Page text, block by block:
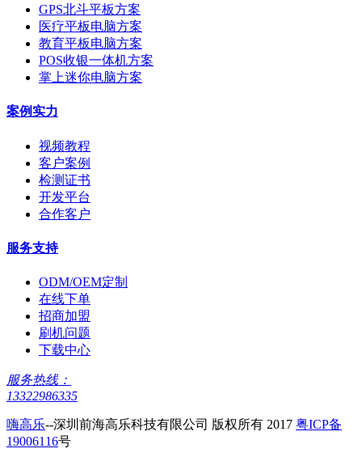
GPS北斗平板方案
医疗平板电脑方案
教育平板电脑方案
POS收银一体机方案
掌上迷你电脑方案
案例实力
视频教程
客户案例
检测证书
开发平台
合作客户
服务支持
ODM/OEM定制
在线下单
招商加盟
刷机问题
下载中心
服务热线：
13322986335
嗨高乐--深圳前海高乐科技有限公司 版权所有 2017 粤ICP备
19006116号